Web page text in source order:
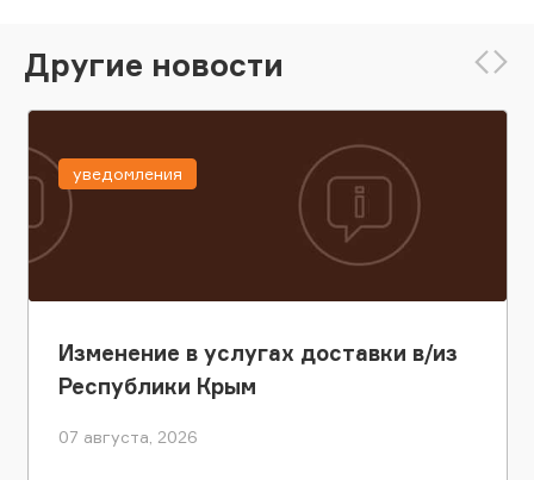
Другие новости
Изменение в услугах доставки в/из
Республики Крым
07 августа, 2026
уведомления